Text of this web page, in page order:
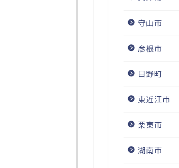
守山市
彦根市
日野町
東近江市
栗東市
湖南市